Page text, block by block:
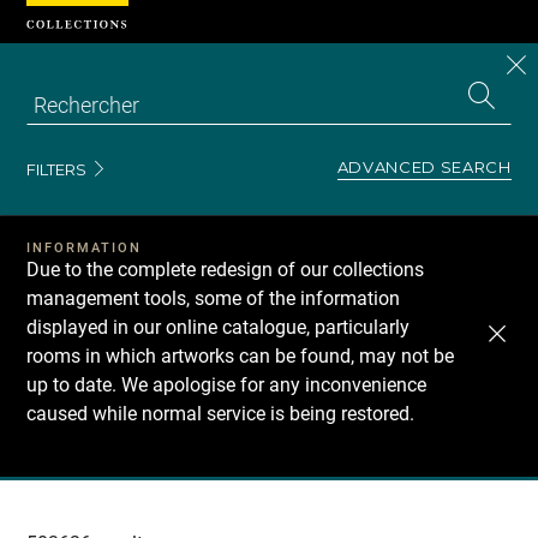
FILTERS ADVANCED SEARCH
INFORMATION
Due to the complete redesign of our collections
management tools, some of the information
displayed in our online catalogue, particularly
rooms in which artworks can be found, may not be
up to date. We apologise for any inconvenience
caused while normal service is being restored.
Recherche
Cookies management panel